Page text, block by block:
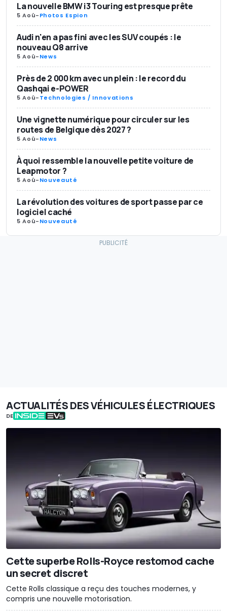
La nouvelle BMW i3 Touring est presque prête
5 Aoû-Photos Espion
Audi n'en a pas fini avec les SUV coupés : le
nouveau Q8 arrive
5 Aoû-News
Près de 2 000 km avec un plein : le record du
Qashqai e-POWER
5 Aoû-Technologies / Innovations
Une vignette numérique pour circuler sur les
routes de Belgique dès 2027 ?
5 Aoû-News
À quoi ressemble la nouvelle petite voiture de
Leapmotor ?
5 Aoû-Nouveauté
La révolution des voitures de sport passe par ce
logiciel caché
5 Aoû-Nouveauté
ACTUALITÉS DES VÉHICULES ÉLECTRIQUES
DE
Cette superbe Rolls-Royce restomod cache
un secret discret
Cette Rolls classique a reçu des touches modernes, y
compris une nouvelle motorisation.